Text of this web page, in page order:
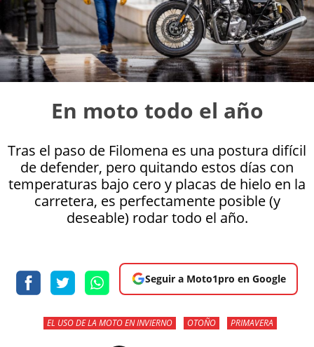
En moto todo el año
Tras el paso de Filomena es una postura difícil
de defender, pero quitando estos días con
temperaturas bajo cero y placas de hielo en la
carretera, es perfectamente posible (y
deseable) rodar todo el año.
Seguir a Moto1pro en Google
EL USO DE LA MOTO EN INVIERNO OTOÑO PRIMAVERA